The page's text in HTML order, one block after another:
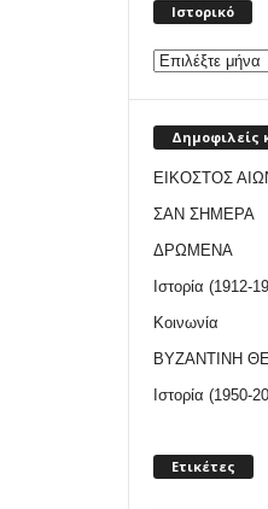
Ιστορικό
Δημοφιλείς
ΕΙΚΟΣΤΟΣ
ΣΑΝ ΣΗΜΕΡΑ
ΔΡΩΜΕΝΑ
Ιστορία (1912-
Κοινωνία
ΒΥΖΑΝΤΙΝΗ
Ιστορία (1950-
Ετικέτες